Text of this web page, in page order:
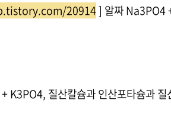
20914] 알짜 Na3PO4
K3PO4, 질산칼슘과 인산포타슘과